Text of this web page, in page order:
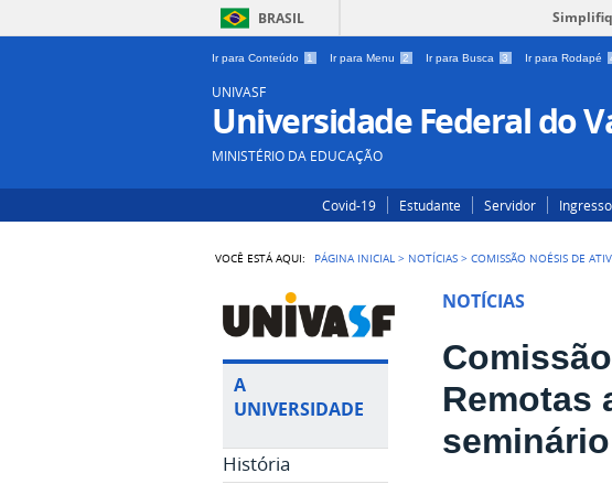
BRASIL
Ir para Conteúdo 1 Ir para Menu 2 Ir para Busca 3 Ir para Rodapé
UNIVASF
Universidade Federal do
MINISTÉRIO DA EDUCAÇÃO
Covid-19 Estudante Servidor Ingresso
VOCÊ ESTÁ AQUI: PÁGINA INICIAL > NOTÍCIAS >COMISSÃO NOÉSIS DE
A
UNIVERSIDADE
História
NOTÍCIAS
Remotas